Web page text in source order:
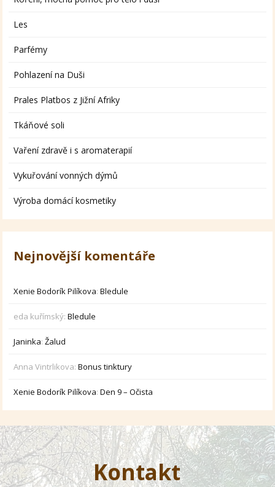
Les
Parfémy
Pohlazení na Duši
Prales Platbos z Jižní Afriky
Tkáňové soli
Vaření zdravě i s aromaterapií
Vykuřování vonných dýmů
Výroba domácí kosmetiky
Nejnovější komentáře
Xenie Bodorík Pilíkova:Bledule
eda kuřímský:Bledule
Janinka:Žalud
Anna Vintrlikova:Bonus tinktury
Xenie Bodorík Pilíkova:Den 9 – Očista
Kontakt